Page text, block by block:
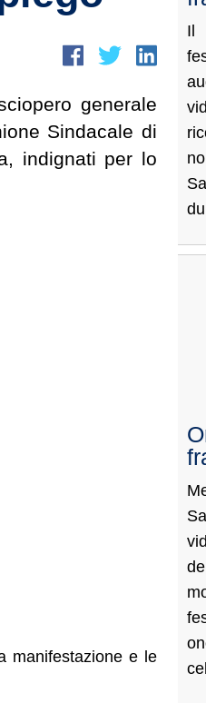
generale
Sindacale di
indignati per lo
manifestazione e le
Il